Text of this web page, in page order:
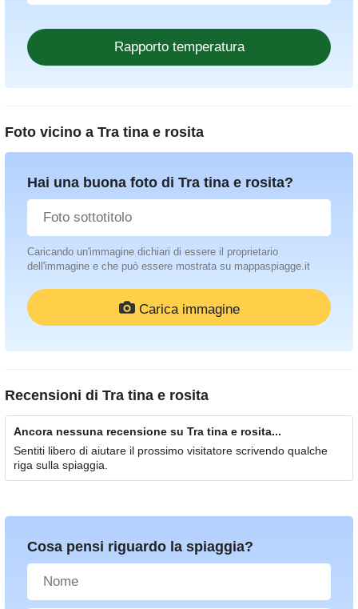
Foto vicino a Tra tina e rosita
Hai una buona foto di Tra tina e rosita?
Caricando un'immagine dichiari di essere il proprietario
dell'immagine e che può essere mostrata su mappaspiagge.it
Carica immagine
Recensioni di Tra tina e rosita
Ancora nessuna recensione su Tra tina e rosita...
Sentiti libero di aiutare il prossimo visitatore scrivendo qualche
riga sulla spiaggia.
Cosa pensi riguardo la spiaggia?